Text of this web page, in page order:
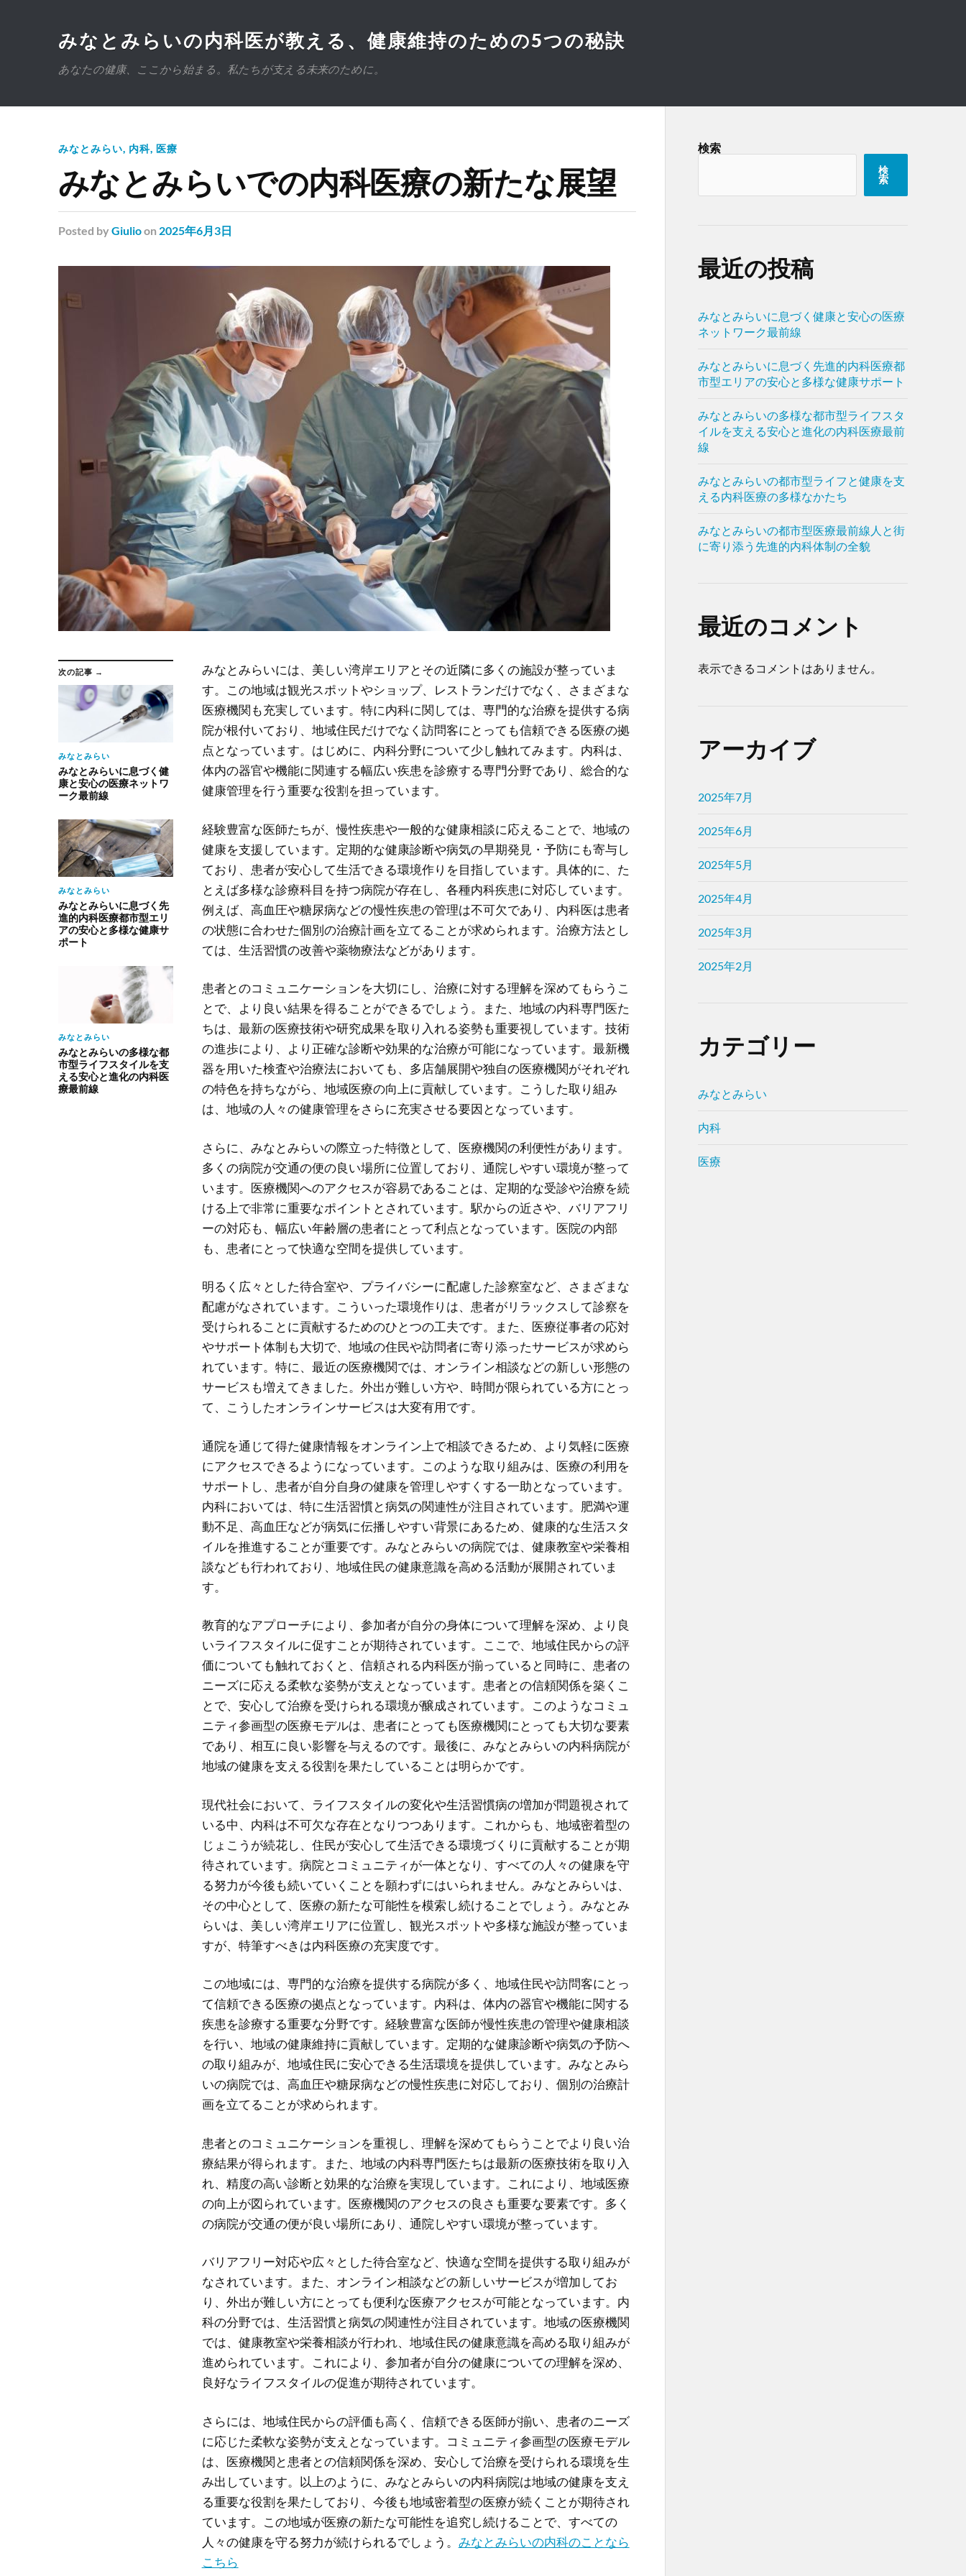
みなとみらいの内科医が教える、健康維持のための5つの秘訣
あなたの健康、ここから始まる。私たちが支える未来のために。
みなとみらい, 内科, 医療
みなとみらいでの内科医療の新たな展望
Posted by Giulioon 2025年6月3日
次の記事 →
みなとみらい
みなとみらいに息づく健
康と安心の医療ネットワ
ーク最前線
みなとみらい
みなとみらいに息づく先
進的内科医療都市型エリ
アの安心と多様な健康サ
ポート
みなとみらい
みなとみらいの多様な都
市型ライフスタイルを支
える安心と進化の内科医
療最前線
みなとみらいには、美しい湾岸エリアとその近隣に多くの施設が整っていま
す。
この地域は観光スポットやショップ、レストランだけでなく、さまざまな
医療機関も充実しています。特に内科に関しては、専門的な治療を提供する病
院が根付いており、地域住民だけでなく訪問客にとっても信頼できる医療の拠
点となっています。はじめに、内科分野について少し触れてみます。内科は、
体内の器官や機能に関連する幅広い疾患を診療する専門分野であり、総合的な
健康管理を行う重要な役割を担っています。
経験豊富な医師たちが、慢性疾患や一般的な健康相談に応えることで、地域の
健康を支援しています。定期的な健康診断や病気の早期発見・予防にも寄与し
ており、患者が安心して生活できる環境作りを目指しています。具体的に、た
とえば多様な診療科目を持つ病院が存在し、各種内科疾患に対応しています。
例えば、高血圧や糖尿病などの慢性疾患の管理は不可欠であり、内科医は患者
の状態に合わせた個別の治療計画を立てることが求められます。治療方法とし
ては、生活習慣の改善や薬物療法などがあります。
患者とのコミュニケーションを大切にし、治療に対する理解を深めてもらうこ
とで、より良い結果を得ることができるでしょう。また、地域の内科専門医た
ちは、最新の医療技術や研究成果を取り入れる姿勢も重要視しています。技術
の進歩により、より正確な診断や効果的な治療が可能になっています。最新機
器を用いた検査や治療法においても、多店舗展開や独自の医療機関がそれぞれ
の特色を持ちながら、地域医療の向上に貢献しています。こうした取り組み
は、地域の人々の健康管理をさらに充実させる要因となっています。
さらに、みなとみらいの際立った特徴として、医療機関の利便性があります。
多くの病院が交通の便の良い場所に位置しており、通院しやすい環境が整って
います。医療機関へのアクセスが容易であることは、定期的な受診や治療を続
ける上で非常に重要なポイントとされています。駅からの近さや、バリアフリ
ーの対応も、幅広い年齢層の患者にとって利点となっています。医院の内部
も、患者にとって快適な空間を提供しています。
明るく広々とした待合室や、プライバシーに配慮した診察室など、さまざまな
配慮がなされています。こういった環境作りは、患者がリラックスして診察を
受けられることに貢献するためのひとつの工夫です。また、医療従事者の応対
やサポート体制も大切で、地域の住民や訪問者に寄り添ったサービスが求めら
れています。特に、最近の医療機関では、オンライン相談などの新しい形態の
サービスも増えてきました。外出が難しい方や、時間が限られている方にとっ
て、こうしたオンラインサービスは大変有用です。
通院を通じて得た健康情報をオンライン上で相談できるため、より気軽に医療
にアクセスできるようになっています。このような取り組みは、医療の利用を
サポートし、患者が自分自身の健康を管理しやすくする一助となっています。
内科においては、特に生活習慣と病気の関連性が注目されています。肥満や運
動不足、高血圧などが病気に伝播しやすい背景にあるため、健康的な生活スタ
イルを推進することが重要です。みなとみらいの病院では、健康教室や栄養相
談なども行われており、地域住民の健康意識を高める活動が展開されていま
す。
教育的なアプローチにより、参加者が自分の身体について理解を深め、より良
いライフスタイルに促すことが期待されています。ここで、地域住民からの評
価についても触れておくと、信頼される内科医が揃っていると同時に、患者の
ニーズに応える柔軟な姿勢が支えとなっています。患者との信頼関係を築くこ
とで、安心して治療を受けられる環境が醸成されています。このようなコミュ
ニティ参画型の医療モデルは、患者にとっても医療機関にとっても大切な要素
であり、相互に良い影響を与えるのです。最後に、みなとみらいの内科病院が
地域の健康を支える役割を果たしていることは明らかです。
現代社会において、ライフスタイルの変化や生活習慣病の増加が問題視されて
いる中、内科は不可欠な存在となりつつあります。これからも、地域密着型の
じょこうが続花し、住民が安心して生活できる環境づくりに貢献することが期
待されています。病院とコミュニティが一体となり、すべての人々の健康を守
る努力が今後も続いていくことを願わずにはいられません。みなとみらいは、
その中心として、医療の新たな可能性を模索し続けることでしょう。みなとみ
らいは、美しい湾岸エリアに位置し、観光スポットや多様な施設が整っていま
すが、特筆すべきは内科医療の充実度です。
この地域には、専門的な治療を提供する病院が多く、地域住民や訪問客にとっ
て信頼できる医療の拠点となっています。内科は、体内の器官や機能に関する
疾患を診療する重要な分野です。経験豊富な医師が慢性疾患の管理や健康相談
を行い、地域の健康維持に貢献しています。定期的な健康診断や病気の予防へ
の取り組みが、地域住民に安心できる生活環境を提供しています。みなとみら
いの病院では、高血圧や糖尿病などの慢性疾患に対応しており、個別の治療計
画を立てることが求められます。
患者とのコミュニケーションを重視し、理解を深めてもらうことでより良い治
療結果が得られます。また、地域の内科専門医たちは最新の医療技術を取り入
れ、精度の高い診断と効果的な治療を実現しています。これにより、地域医療
の向上が図られています。医療機関のアクセスの良さも重要な要素です。多く
の病院が交通の便が良い場所にあり、通院しやすい環境が整っています。
バリアフリー対応や広々とした待合室など、快適な空間を提供する取り組みが
なされています。また、オンライン相談などの新しいサービスが増加してお
り、外出が難しい方にとっても便利な医療アクセスが可能となっています。内
科の分野では、生活習慣と病気の関連性が注目されています。地域の医療機関
では、健康教室や栄養相談が行われ、地域住民の健康意識を高める取り組みが
進められています。これにより、参加者が自分の健康についての理解を深め、
良好なライフスタイルの促進が期待されています。
さらには、地域住民からの評価も高く、信頼できる医師が揃い、患者のニーズ
に応じた柔軟な姿勢が支えとなっています。コミュニティ参画型の医療モデル
は、医療機関と患者との信頼関係を深め、安心して治療を受けられる環境を生
み出しています。以上のように、みなとみらいの内科病院は地域の健康を支え
る重要な役割を果たしており、今後も地域密着型の医療が続くことが期待され
ています。この地域が医療の新たな可能性を追究し続けることで、すべての
人々の健康を守る努力が続けられるでしょう。 みなとみらいの内科のことなら
こちら
検索
検
索
最近の投稿
みなとみらいに息づく健康と安心の医療
ネットワーク最前線
みなとみらいに息づく先進的内科医療都
市型エリアの安心と多様な健康サポート
みなとみらいの多様な都市型ライフスタ
イルを支える安心と進化の内科医療最前
線
みなとみらいの都市型ライフと健康を支
える内科医療の多様なかたち
みなとみらいの都市型医療最前線人と街
に寄り添う先進的内科体制の全貌
最近のコメント
表示できるコメントはありません。
アーカイブ
2025年7月
2025年6月
2025年5月
2025年4月
2025年3月
2025年2月
カテゴリー
みなとみらい
内科
医療